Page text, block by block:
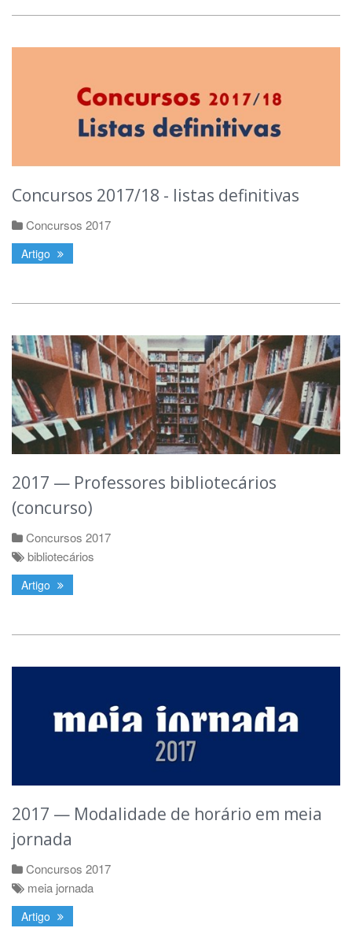
Concursos 2017/18 - listas definitivas
Concursos 2017
Artigo
2017 — Professores bibliotecários
(concurso)
Concursos 2017
bibliotecários
Artigo
2017 — Modalidade de horário em meia
jornada
Concursos 2017
meia jornada
Artigo